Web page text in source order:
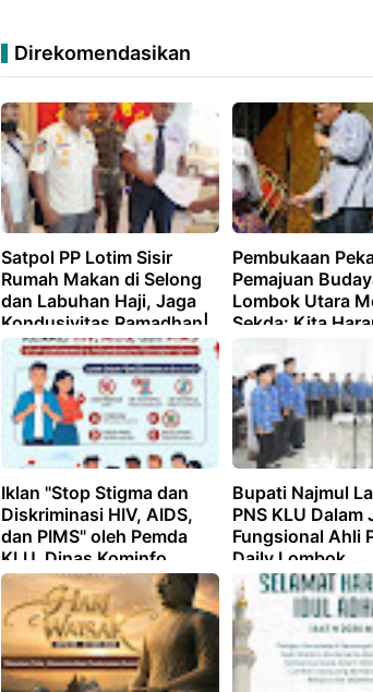
Direkomendasikan
Satpol PP Lotim Sisir
Rumah Makan di Selong
dan Labuhan Haji, Jaga
Kondusivitas Ramadhan|
Daily Lombok
Pembukaan
Pemajuan
Lombok Utara
Sekda: Kita
Tonggak
Daily Lombok
Iklan "Stop Stigma dan
Diskriminasi HIV, AIDS,
dan PIMS" oleh Pemda
KLU, Dinas Kominfo
Lombok Utara | Daily
Lombok
Bupati Najmul
PNS KLU Dalam
Fungsional Ahli
Daily Lombok